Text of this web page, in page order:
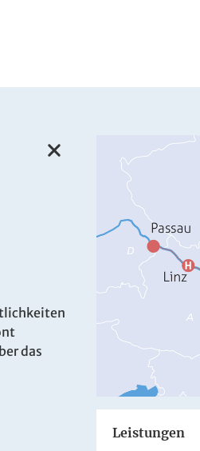
das
Leistungen